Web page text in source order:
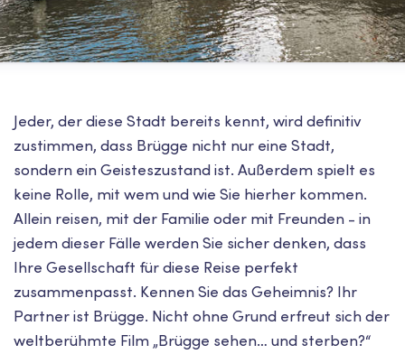
Jeder, der diese Stadt bereits kennt, wird definitiv
zustimmen, dass Brügge nicht nur eine Stadt,
sondern ein Geisteszustand ist. Außerdem spielt es
keine Rolle, mit wem und wie Sie hierher kommen.
Allein reisen, mit der Familie oder mit Freunden - in
jedem dieser Fälle werden Sie sicher denken, dass
Ihre Gesellschaft für diese Reise perfekt
zusammenpasst. Kennen Sie das Geheimnis? Ihr
Partner ist Brügge. Nicht ohne Grund erfreut sich der
weltberühmte Film „Brügge sehen… und sterben?“